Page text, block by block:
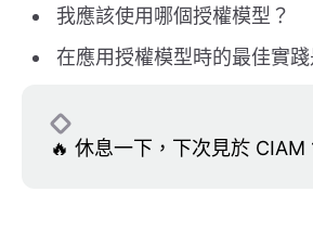
我應該使用哪個授權模型？
在應用授權模型時的最佳實踐
🔥 休息一下，下次見於 CIAM